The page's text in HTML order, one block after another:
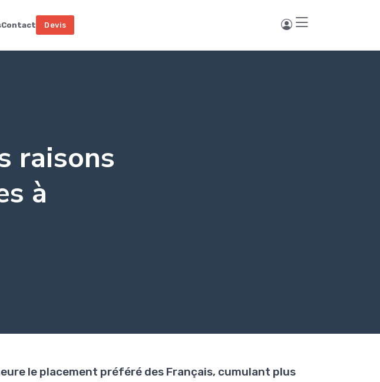
Contact Devis
raisons
à
le placement préféré des Français, cumulant plus